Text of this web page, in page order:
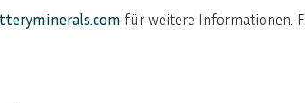
für weitere Informationen.